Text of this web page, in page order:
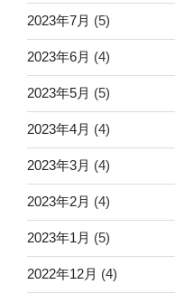
2023年7月 (5)
2023年6月 (4)
2023年5月 (5)
2023年4月 (4)
2023年3月 (4)
2023年2月 (4)
2023年1月 (5)
2022年12月 (4)